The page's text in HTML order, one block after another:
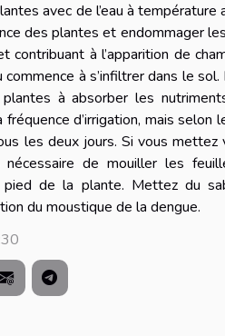
avec de l’eau à température
des plantes et endommager
contribuant à l’apparition de
commence à s’infiltrer dans le
à absorber les
d’irrigation, mais
les deux jours. Si vous
nécessaire de mouiller les
pied de la plante. Mettez du
du moustique de la dengue.